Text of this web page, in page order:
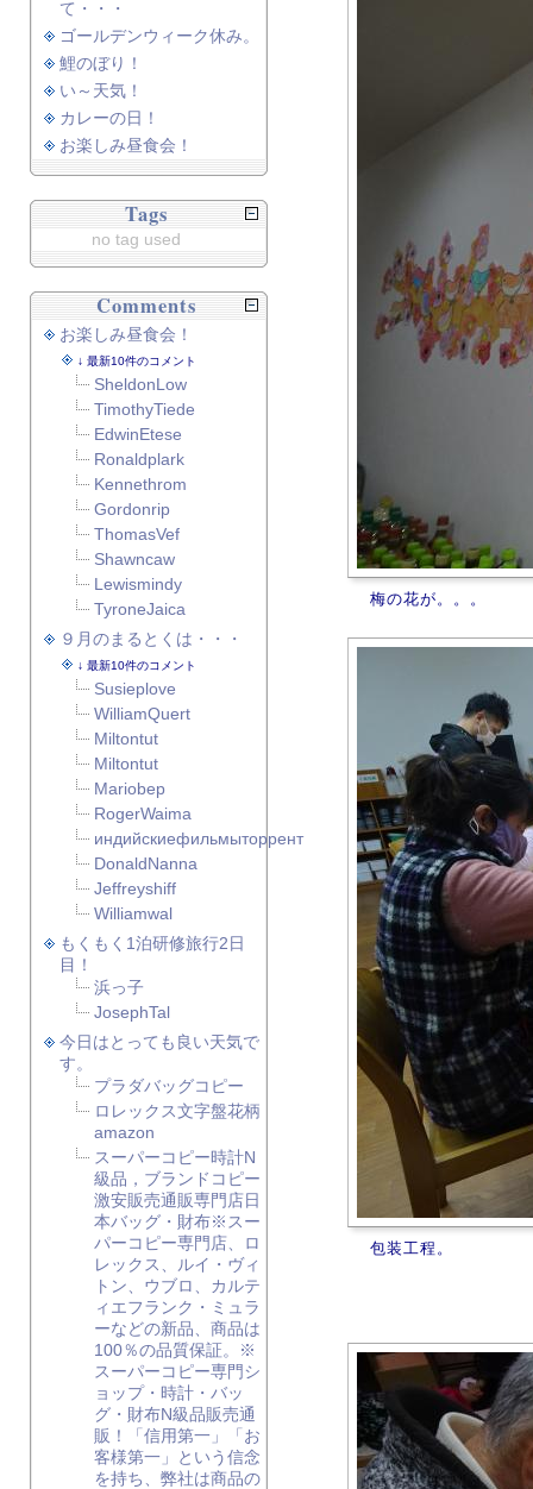
梅の花が。。。
包装工程。
て・・・
ゴールデンウィーク休み。
鯉のぼり！
い～天気！
カレーの日！
お楽しみ昼食会！
Tags
no tag used
Comments
お楽しみ昼食会！
最新10件のコメント
SheldonLow
TimothyTiede
EdwinEtese
Ronaldplark
Kennethrom
Gordonrip
ThomasVef
Shawncaw
Lewismindy
TyroneJaica
９月のまるとくは・・・
最新10件のコメント
Susieplove
WilliamQuert
Miltontut
Miltontut
Mariobep
RogerWaima
индийскиефильмыторрент
DonaldNanna
Jeffreyshiff
Williamwal
もくもく1泊研修旅行2日
目！
浜っ子
JosephTal
今日はとっても良い天気で
す。
プラダバッグコピー
ロレックス文字盤花柄
amazon
スーパーコピー時計N
級品，ブランドコピー
激安販売通販専門店日
本バッグ・財布※スー
パーコピー専門店、ロ
レックス、ルイ・ヴィ
トン、ウブロ、カルテ
ィエフランク・ミュラ
ーなどの新品、商品は
100％の品質保証。※
スーパーコピー専門シ
ョップ・時計・バッ
グ・財布N級品販売通
販！「信用第一」「お
客様第一」という信念
を持ち、弊社は商品の